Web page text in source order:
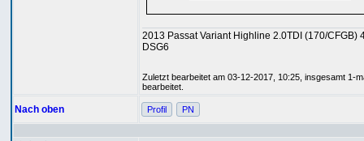
2013 Passat Variant Highline 2.0TDI (170/CFGB)
DSG6
Zuletzt bearbeitet am 03-12-2017, 10:25, insgesamt 1-
bearbeitet.
Nach oben Profil PN